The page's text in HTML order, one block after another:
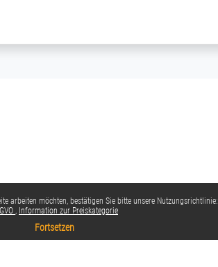
arbeiten möchten, bestätigen Sie bitte unsere Nutzungsrichtlinie:
Information zur Preiskategorie
Fortsetzen